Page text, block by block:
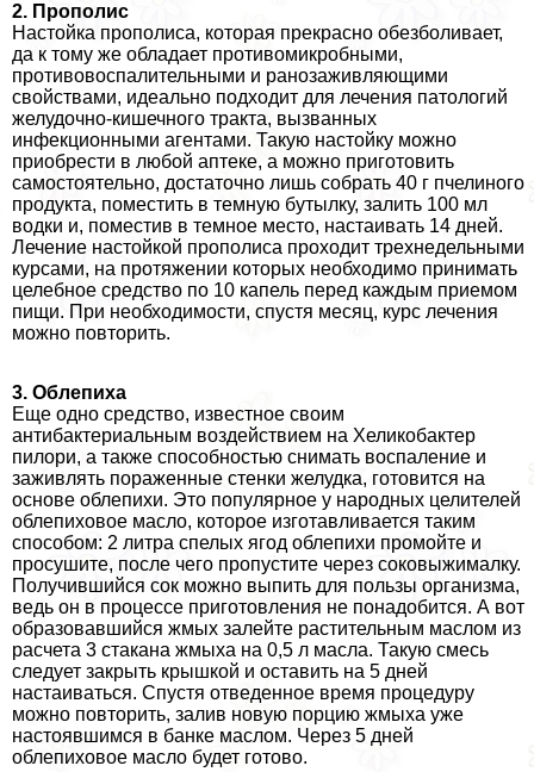
2. Прополис
Настойка прополиса, которая прекрасно обезболивает,
да к тому же обладает противомикробными,
противовоспалительными и ранозаживляющими
свойствами, идеально подходит для лечения патологий
желудочно-кишечного тpaкта, вызванных
инфекционными агентами. Такую настойку можно
приобрести в любой аптеке, а можно приготовить
самостоятельно, достаточно лишь собрать 40 г пчелиного
продукта, поместить в темную бутылку, залить 100 мл
водки и, поместив в темное место, настаивать 14 дней.
Лечение настойкой прополиса проходит трехнедельными
курсами, на протяжении которых необходимо принимать
целебное средство по 10 капель перед каждым приемом
пищи. При необходимости, спустя месяц, курс лечения
можно повторить.
3. Облепиха
Еще одно средство, известное своим
антибактериальным воздействием на Хеликобактер
пилори, а также способностью снимать воспаление и
заживлять пораженные стенки желудка, готовится на
основе облепихи. Это популярное у народных целителей
облепиховое масло, которое изготавливается таким
способом: 2 литра спелых ягод облепихи промойте и
просушите, после чего пропустите через соковыжималку.
Получившийся сок можно выпить для пользы организма,
ведь он в процессе приготовления не понадобится. А вот
образовавшийся жмых залейте растительным маслом из
расчета 3 стакана жмыха на 0,5 л масла. Такую смесь
следует закрыть крышкой и оставить на 5 дней
настаиваться. Спустя отведенное время процедуру
можно повторить, залив новую порцию жмыха уже
настоявшимся в банке маслом. Через 5 дней
облепиховое масло будет готово.